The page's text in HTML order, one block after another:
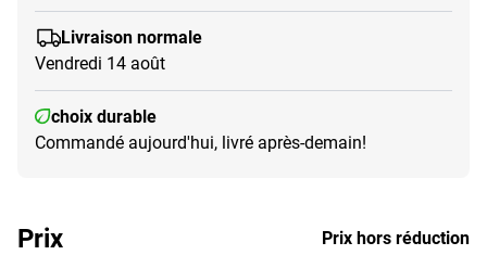
Livraison normale
Vendredi 14 août
choix durable
Commandé aujourd'hui, livré après-demain!
Prix Prix hors réduction